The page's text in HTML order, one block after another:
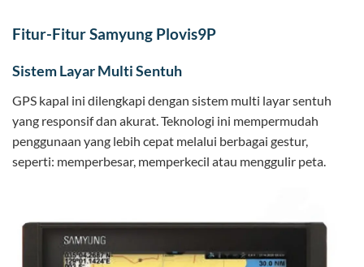
Fitur-Fitur Samyung Plovis9P
Sistem Layar Multi Sentuh
GPS kapal ini dilengkapi dengan sistem multi layar sentuh
yang responsif dan akurat. Teknologi ini mempermudah
penggunaan yang lebih cepat melalui berbagai gestur,
seperti: memperbesar, memperkecil atau menggulir peta.